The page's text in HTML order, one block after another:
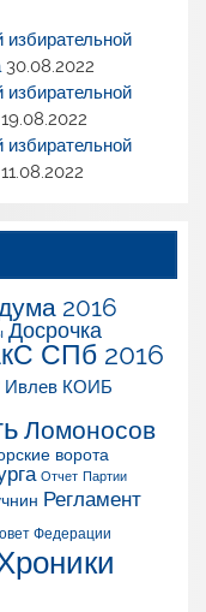
избирательной
30.08.2022
избирательной
19.08.2022
избирательной
11.08.2022
2016
Досрочка
СПб 2016
Ивлев КОИБ
Ломоносов
ворота
Отчет Партии
Регламент
Федерации